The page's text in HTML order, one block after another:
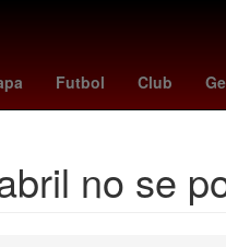
Futbol Club
de marzo Star Wars fc
no se